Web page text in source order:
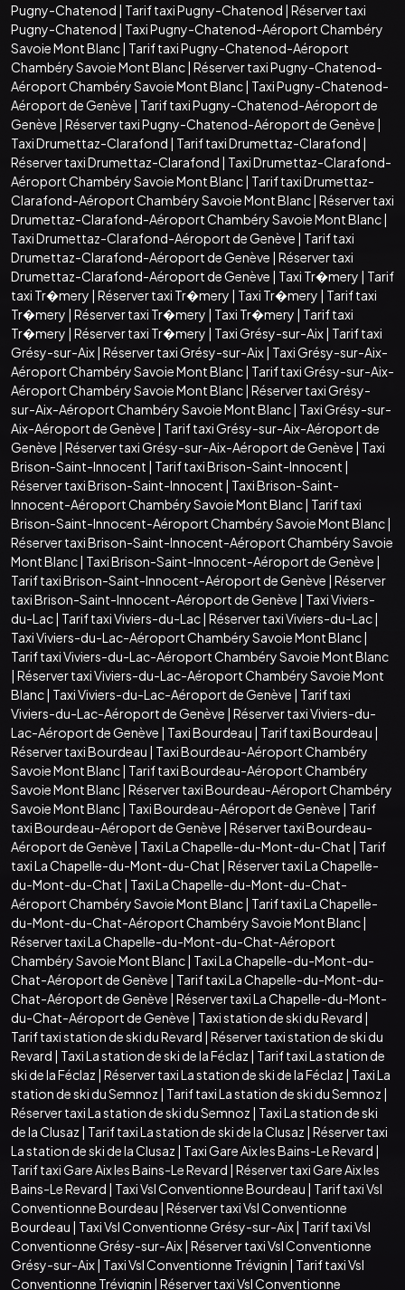
Pugny-Chatenod | Tarif taxi Pugny-Chatenod | Réserver taxi
Pugny-Chatenod | Taxi Pugny-Chatenod-Aéroport Chambéry
Savoie Mont Blanc| Tarif taxi Pugny-Chatenod-Aéroport
Chambéry Savoie Mont Blanc| Réserver taxi Pugny-Chatenod-
Aéroport Chambéry Savoie Mont Blanc| Taxi Pugny-Chatenod-
Aéroport de Genève | Tarif taxi Pugny-Chatenod-Aéroport de
Genève | Réserver taxi Pugny-Chatenod-Aéroport de Genève |
Taxi Drumettaz-Clarafond | Tarif taxi Drumettaz-Clarafond |
Réserver taxi Drumettaz-Clarafond | Taxi Drumettaz-Clarafond-
Aéroport Chambéry Savoie Mont Blanc| Tarif taxi Drumettaz-
Clarafond-Aéroport Chambéry Savoie Mont Blanc| Réserver taxi
Drumettaz-Clarafond-Aéroport Chambéry Savoie Mont Blanc|
Taxi Drumettaz-Clarafond-Aéroport de Genève | Tarif taxi
Drumettaz-Clarafond-Aéroport de Genève | Réserver taxi
Drumettaz-Clarafond-Aéroport de Genève | Taxi Tr�mery | Tarif
taxi Tr�mery | Réserver taxi Tr�mery | Taxi Tr�mery | Tarif taxi
Tr�mery | Réserver taxi Tr�mery | Taxi Tr�mery | Tarif taxi
Tr�mery | Réserver taxi Tr�mery | Taxi Grésy-sur-Aix| Tarif taxi
Grésy-sur-Aix| Réserver taxi Grésy-sur-Aix| Taxi Grésy-sur-Aix-
Aéroport Chambéry Savoie Mont Blanc| Tarif taxi Grésy-sur-Aix-
Aéroport Chambéry Savoie Mont Blanc| Réserver taxi Grésy-
sur-Aix-Aéroport Chambéry Savoie Mont Blanc| Taxi Grésy-sur-
Aix-Aéroport de Genève | Tarif taxi Grésy-sur-Aix-Aéroport de
Genève | Réserver taxi Grésy-sur-Aix-Aéroport de Genève | Taxi
Brison-Saint-Innocent | Tarif taxi Brison-Saint-Innocent |
Réserver taxi Brison-Saint-Innocent | Taxi Brison-Saint-
Innocent-Aéroport Chambéry Savoie Mont Blanc| Tarif taxi
Brison-Saint-Innocent-Aéroport Chambéry Savoie Mont Blanc|
Réserver taxi Brison-Saint-Innocent-Aéroport Chambéry Savoie
Mont Blanc| Taxi Brison-Saint-Innocent-Aéroport de Genève |
Tarif taxi Brison-Saint-Innocent-Aéroport de Genève | Réserver
taxi Brison-Saint-Innocent-Aéroport de Genève | Taxi Viviers-
du-Lac| Tarif taxi Viviers-du-Lac| Réserver taxi Viviers-du-Lac|
Taxi Viviers-du-Lac-Aéroport Chambéry Savoie Mont Blanc|
Tarif taxi Viviers-du-Lac-Aéroport Chambéry Savoie Mont Blanc
| Réserver taxi Viviers-du-Lac-Aéroport Chambéry Savoie Mont
Blanc| Taxi Viviers-du-Lac-Aéroport de Genève | Tarif taxi
Viviers-du-Lac-Aéroport de Genève | Réserver taxi Viviers-du-
Lac-Aéroport de Genève | Taxi Bourdeau | Tarif taxi Bourdeau |
Réserver taxi Bourdeau | Taxi Bourdeau-Aéroport Chambéry
Savoie Mont Blanc| Tarif taxi Bourdeau-Aéroport Chambéry
Savoie Mont Blanc| Réserver taxi Bourdeau-Aéroport Chambéry
Savoie Mont Blanc| Taxi Bourdeau-Aéroport de Genève | Tarif
taxi Bourdeau-Aéroport de Genève | Réserver taxi Bourdeau-
Aéroport de Genève | Taxi La Chapelle-du-Mont-du-Chat | Tarif
taxi La Chapelle-du-Mont-du-Chat | Réserver taxi La Chapelle-
du-Mont-du-Chat | Taxi La Chapelle-du-Mont-du-Chat-
Aéroport Chambéry Savoie Mont Blanc| Tarif taxi La Chapelle-
du-Mont-du-Chat-Aéroport Chambéry Savoie Mont Blanc|
Réserver taxi La Chapelle-du-Mont-du-Chat-Aéroport
Chambéry Savoie Mont Blanc| Taxi La Chapelle-du-Mont-du-
Chat-Aéroport de Genève | Tarif taxi La Chapelle-du-Mont-du-
Chat-Aéroport de Genève | Réserver taxi La Chapelle-du-Mont-
du-Chat-Aéroport de Genève | Taxi station de ski du Revard |
Tarif taxi station de ski du Revard | Réserver taxi station de ski du
Revard | Taxi La station de ski de la Féclaz | Tarif taxi La station de
ski de la Féclaz | Réserver taxi La station de ski de la Féclaz | Taxi La
station de ski du Semnoz | Tarif taxi La station de ski du Semnoz |
Réserver taxi La station de ski du Semnoz | Taxi La station de ski
de la Clusaz | Tarif taxi La station de ski de la Clusaz | Réserver taxi
La station de ski de la Clusaz | Taxi Gare Aix les Bains-Le Revard |
Tarif taxi Gare Aix les Bains-Le Revard | Réserver taxi Gare Aix les
Bains-Le Revard | Taxi Vsl Conventionne Bourdeau | Tarif taxi Vsl
Conventionne Bourdeau | Réserver taxi Vsl Conventionne
Bourdeau | Taxi Vsl Conventionne Grésy-sur-Aix| Tarif taxi Vsl
Conventionne Grésy-sur-Aix| Réserver taxi Vsl Conventionne
Grésy-sur-Aix| Taxi Vsl Conventionne Trévignin | Tarif taxi Vsl
Conventionne Trévignin | Réserver taxi Vsl Conventionne